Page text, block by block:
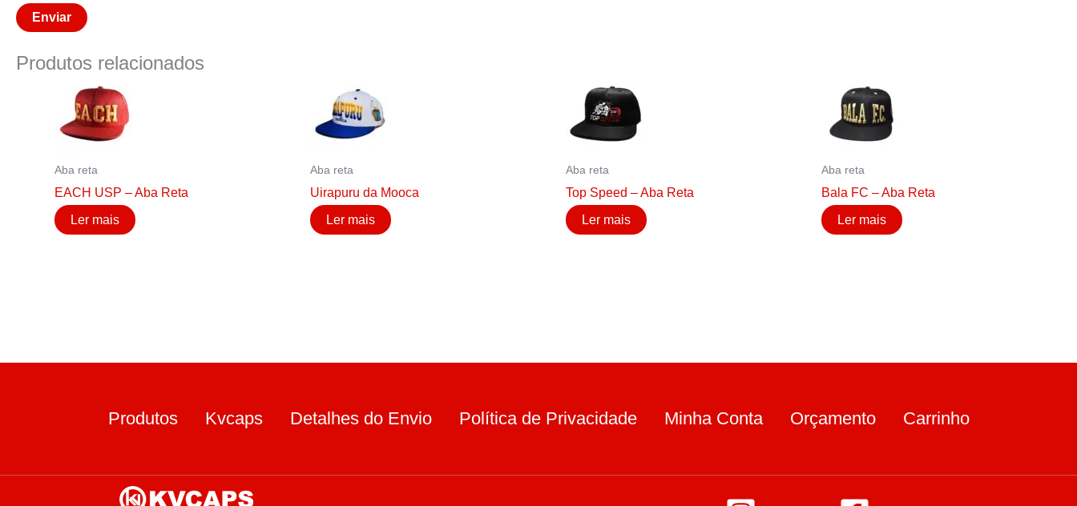
Produtos relacionados
Aba reta
EACH USP – Aba Reta
Ler mais
Aba reta
Uirapuru da Mooca
Ler mais
Aba reta
Top Speed – Aba Reta
Ler mais
Aba reta
Bala FC – Aba Reta
Ler mais
Produtos Kvcaps Detalhes do Envio Política de Privacidade Minha Conta Orçamento Carrinho